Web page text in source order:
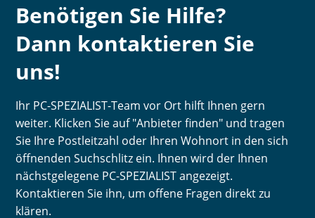
Benötigen Sie Hilfe?
Dann kontaktieren Sie
uns!
Ihr PC-SPEZIALIST-Team vor Ort hilft Ihnen gern
weiter. Klicken Sie auf "Anbieter finden" und tragen
Sie Ihre Postleitzahl oder Ihren Wohnort in den sich
öffnenden Suchschlitz ein. Ihnen wird der Ihnen
nächstgelegene PC-SPEZIALIST angezeigt.
Kontaktieren Sie ihn, um offene Fragen direkt zu
klären.